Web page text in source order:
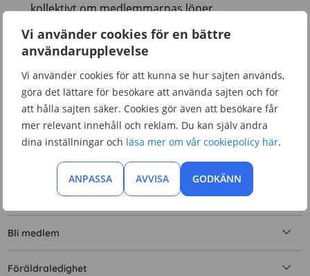
Vi använder cookies för en bättre
användarupplevelse
Vi använder cookies för att kunna se hur sajten används,
göra det lättare för besökare att använda sajten och för
att hålla sajten säker. Cookies gör även att besökare får
mer relevant innehåll och reklam. Du kan själv ändra
dina inställningar och läsa mer om vår cookiepolicy här.
ANPASSA AVVISA GODKÄNN
kollektivt om medlemmarnas löner .
Prata med de anställda på
kundföretaget.Upplever du problem på den
arbetsplats dit du är uthyrd gör den ordinarie
personalen troligtvis också det. Gå samman för att
få mer inflytande än vad var och en av er hade haft
individuellt.
Lär dig mer
Anställning
Bli medlem
Föräldraledighet